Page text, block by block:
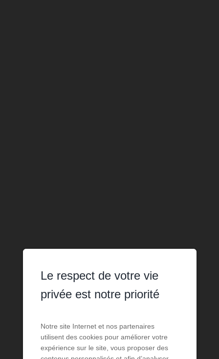
Le respect de votre vie
privée est notre priorité
Notre site Internet et nos partenaires
utilisent des cookies pour améliorer votre
expérience sur le site, vous proposer des